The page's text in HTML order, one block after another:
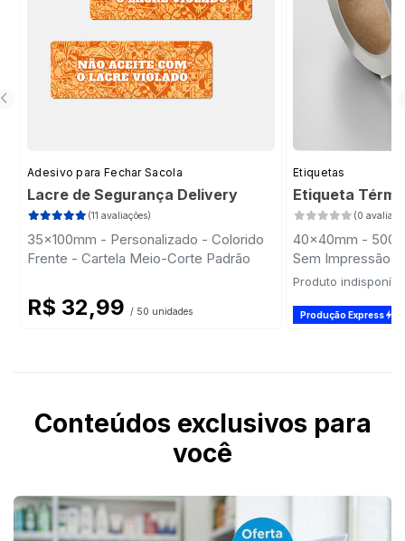
Adesivo para Fechar Sacola
Lacre de Segurança Delivery
(11 avaliações)
35x100mm - Personalizado - Colorido
Frente - Cartela Meio-Corte Padrão
R$ 32,99 / 50 unidades
Etiquetas
Etiqueta
(0
40x40mm - 500
Sem Impressão
Produto
Produção Express
Conteúdos exclusivos para
você